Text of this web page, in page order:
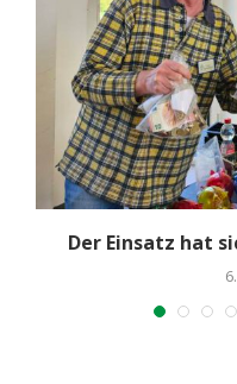
Der Einsatz hat